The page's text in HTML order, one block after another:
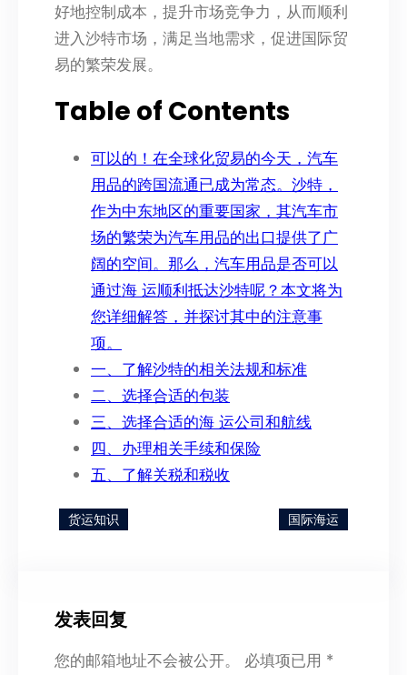
好地控制成本，提升市场竞争力，从而顺利
进入沙特市场，满足当地需求，促进国际贸
易的繁荣发展。
Table of Contents
可以的！在全球化贸易的今天，汽车
用品的跨国流通已成为常态。沙特，
作为中东地区的重要国家，其汽车市
场的繁荣为汽车用品的出口提供了广
阔的空间。那么，汽车用品是否可以
通过海 运顺利抵达沙特呢？本文将为
您详细解答，并探讨其中的注意事
项。
一、了解沙特的相关法规和标准
二、选择合适的包装
三、选择合适的海 运公司和航线
四、办理相关手续和保险
五、了解关税和税收
货运知识 国际海运
发表回复
您的邮箱地址不会被公开。 必填项已用 *